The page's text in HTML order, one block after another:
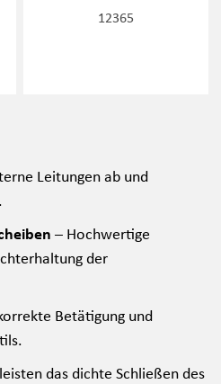
12365
Leitungen ab und
– Hochwertige
der
Betätigung und
das dichte Schließen des